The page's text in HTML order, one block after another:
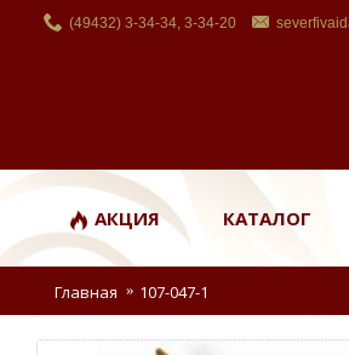
(49432) 3-34-34, 3-34-20
АКЦИЯ КАТАЛОГ
Главная 107-047-1